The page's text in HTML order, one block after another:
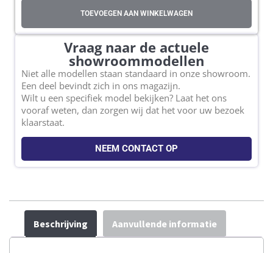
TOEVOEGEN AAN WINKELWAGEN
Vraag naar de actuele
showroommodellen
Niet alle modellen staan standaard in onze showroom.
Een deel bevindt zich in ons magazijn.
Wilt u een specifiek model bekijken? Laat het ons
vooraf weten, dan zorgen wij dat het voor uw bezoek
klaarstaat.
NEEM CONTACT OP
Beschrijving Aanvullende informatie